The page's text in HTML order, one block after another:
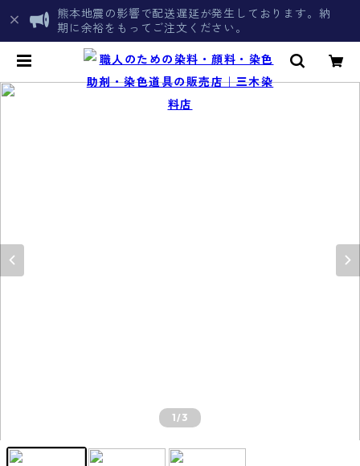
熊本地震の影響で配送遅延が発生しております。納
期に余裕をもってご注文ください。
1/3